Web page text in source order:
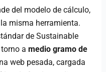
del modelo de cálculo,
misma herramienta.
de Sustainable
torno amedio gramo de
web pesada, cargada